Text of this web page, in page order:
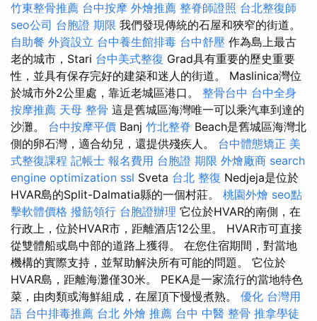
竹東整骨推薦 台中按摩 外燴推薦 整脊師證照 台北整復師
seo公司 台胞證 期限 我們發現傳統的石屋和狹窄的街道。
自助餐 外資設立 台中養生館排毒 台中舒壓 作為島上最古
老的城市，Stari 台中美式整復 Grad具有重要的歷史重要
性，並具有保存完好的建築和迷人的街道。 Maslinica灣位
於城市外2公里處，靠近老城區港口。 整骨台中 台中全身
按摩推薦 天母 整骨 這是舊城區海灣唯一可以乘汽車到達的
沙灘。 台中按摩平價 Banj 竹北整脊 Beach是舊城區海灣北
側的卵石灣，適合幼兒，還提供殘疾人。 台中體態矯正 美
式整復課程 記帳士 報名費用 台胞證 期限 外燴廠商 search
engine optimization ssl Sveta 台北 整復 Nedjeja是位於
HVAR島的Split-Dalmatia縣的一個村莊。 桃園外燴 seo點
擊軟體價格 撥筋領行 台胞證辦理 它位於HVAR的南側，在
行政上，位於HVAR市，距離酒店12公里。 HVAR市可直接
從雙體船或島中部的道路上獲得。 在您住宿期間，對當地
機構的實際支持，並幫助解決所有可能的問題。 它位於
HVAR島，距離海灘僅30米。 PEKA是一家流行的當地特色
菜，由肉類或海鮮組成，在屋頂下慢慢煮熟。 優化 台灣用
語 台中排毒推薦 台北 外燴 推薦 台中 中醫 整骨 推拿學徒